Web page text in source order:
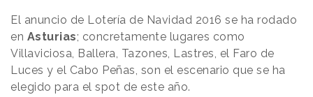
El anuncio de Lotería de Navidad 2016 se ha rodado
en Asturias; concretamente lugares como
Villaviciosa, Ballera, Tazones, Lastres, el Faro de
Luces y el Cabo Peñas, son el escenario que se ha
elegido para el spot de este año.